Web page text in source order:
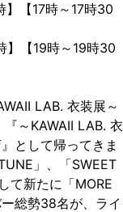
】【17時～17時30
】【19時～19時30
LAB. 衣装展～
～KAWAII LAB. 衣
として帰ってきま
」、「SWEET
て新たに「MORE
総勢38名が、ライ